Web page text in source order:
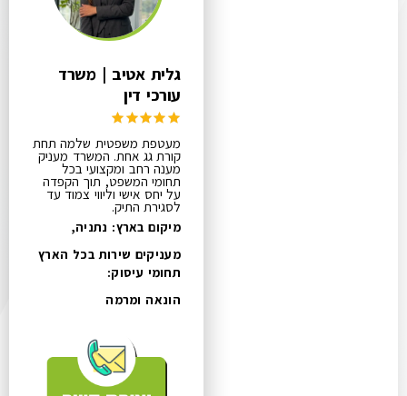
גלית אטיב | משרד
עורכי דין
מעטפת משפטית שלמה תחת
קורת גג אחת. המשרד מעניק
מענה רחב ומקצועי בכל
תחומי המשפט, תוך הקפדה
על יחס אישי וליווי צמוד עד
לסגירת התיק.
מיקום בארץ: נתניה,
מעניקים שירות בכל הארץ
תחומי עיסוק:
הונאה ומרמה